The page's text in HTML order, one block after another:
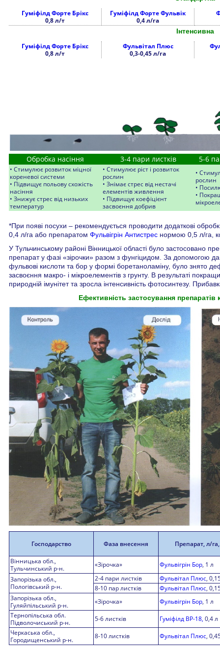
Гуміфілд Форте Брікс
0,8 л/т
Гуміфілд Форте Фульвік
0,4 л/га
Інтенсивна
Гуміфілд Форте Брікс
0,8 л/т
Фульвітал Плюс
0,3-0,45 л/га
Обробка насіння 3-4 пари листків 5-6
• Стимулює розвиток міцної
кореневої системи
• Підвищує польову схожість
насіння
• Знижує стрес від низьких
температур
• Стимулює ріст і розвиток
рослин
• Знімає стрес від нестачі
елементів живлення
• Підвищує коефіцієнт
засвоєння добрив
•
рослин
•
•
*При появі посухи – рекомендується проводити додаткові
0,4 л/га або препаратом Фульвігрін Антистрес нормою 0,5 л/га,
У Тульчинському районі Вінницької області було застосовано
препарат у фазі «зірочки» разом з фунгіцидом. За допомогою
фульвові кислоти та бор у формі боретаноламіну, було знято
засвоєння макро- і мікроелементів з грунту. В результаті
природній імунітет та зросла інтенсивність фотосинтезу.
Ефективність застосування препаратів
Господарство Фаза внесення Препарат, л/
Вінницька обл.,
Тульчинський р-н.
«Зірочка» Фульвігрін Бор, 1 л
Запорізька обл.,
Пологівський р-н.
2-4 пари листків Фульвітал Плюс,
8-10 пар листків
Фульвітал Плюс,
Запорізька обл.,
Гуляйпільський р-н.
«Зірочка» Фульвігрін Бор, 1 л
Тернопільська обл.
Підволочиський р-н.
5-6 листків Гуміфілд ВР-18, 0,4 л
Черкаська обл.,
Городищенський р-н.
8-10 листків Фульвітал Плюс,